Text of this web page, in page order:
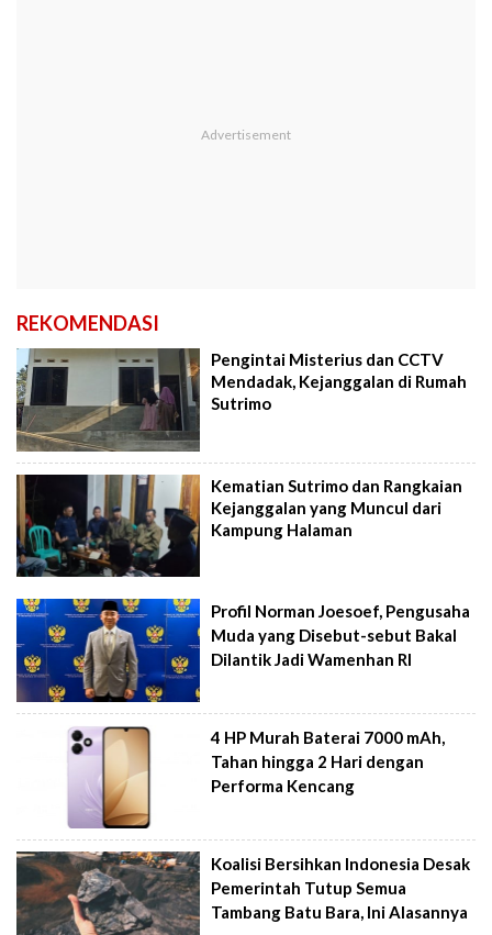
REKOMENDASI
Pengintai Misterius dan CCTV
Mendadak, Kejanggalan di Rumah
Sutrimo
Kematian Sutrimo dan Rangkaian
Kejanggalan yang Muncul dari
Kampung Halaman
Profil Norman Joesoef, Pengusaha
Muda yang Disebut-sebut Bakal
Dilantik Jadi Wamenhan RI
4 HP Murah Baterai 7000 mAh,
Tahan hingga 2 Hari dengan
Performa Kencang
Koalisi Bersihkan Indonesia Desak
Pemerintah Tutup Semua
Tambang Batu Bara, Ini Alasannya